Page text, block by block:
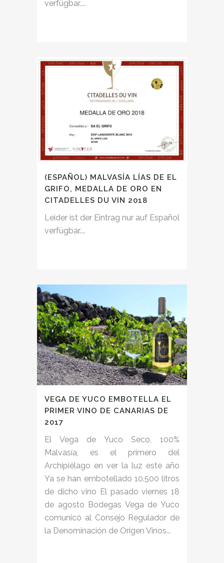
verfügbar....
(ESPAÑOL) MALVASÍA LÍAS DE EL
GRIFO, MEDALLA DE ORO EN
CITADELLES DU VIN 2018
Leider ist der Eintrag nur auf Español
verfügbar....
VEGA DE YUCO EMBOTELLA EL
PRIMER VINO DE CANARIAS DE
2017
El Vega de Yuco Seco, 100%
Malvasía, es el primero del
Archipiélago en ver la luz este año
Ya se han embotellado 10.500 litros
de dicho vino El pasado viernes 18
de agosto Bodegas Vega de Yuco
comunicó al Consejo Regulador de
la Denominación de Origen Vinos...